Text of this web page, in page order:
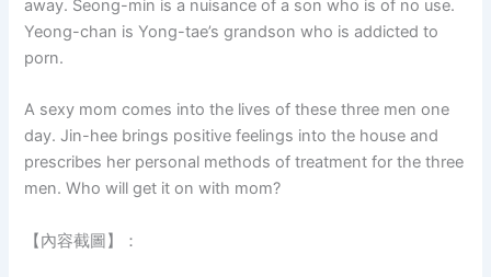
away. Seong-min is a nuisance of a son who is of no use.
Yeong-chan is Yong-tae’s grandson who is addicted to
porn.
A sexy mom comes into the lives of these three men one
day. Jin-hee brings positive feelings into the house and
prescribes her personal methods of treatment for the three
men. Who will get it on with mom?
【內容截圖】：